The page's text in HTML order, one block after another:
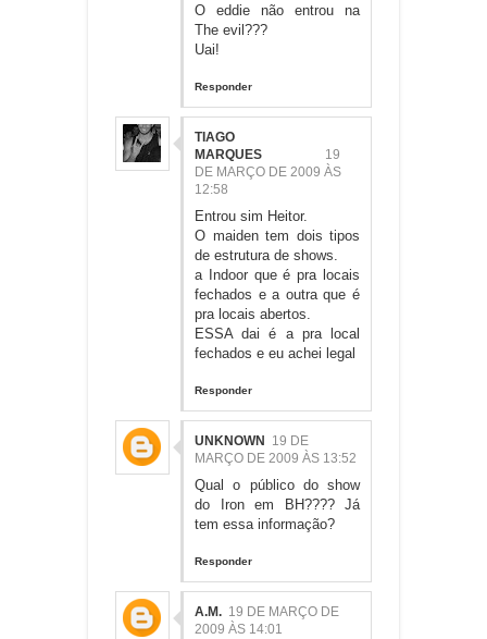
O eddie não entrou na
The evil???
Uai!
Responder
TIAGO
MARQUES
19
DE MARÇO DE 2009 ÀS
12:58
Entrou sim Heitor.
O maiden tem dois tipos
de estrutura de shows.
a Indoor que é pra locais
fechados e a outra que é
pra locais abertos.
ESSA dai é a pra local
fechados e eu achei legal
Responder
UNKNOWN 19 DE
MARÇO DE 2009 ÀS 13:52
Qual o público do show
do Iron em BH???? Já
tem essa informação?
Responder
A.M. 19 DE MARÇO DE
2009 ÀS 14:01